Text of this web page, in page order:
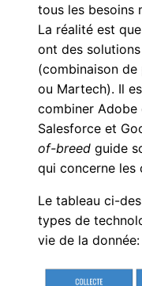
tous les besoins
La réalité est
ont des
(combinaison
ou Martech). Il
combiner Adobe
Salesforce et
of-breed guide
qui concerne les
Le tableau ci-
types de
vie de la donnée: